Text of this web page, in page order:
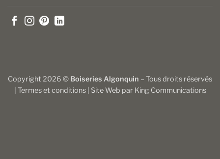
Copyright 2026 © Boiseries Algonquin – Tous droits réservés
Termes et conditions| Site Web par King Communications